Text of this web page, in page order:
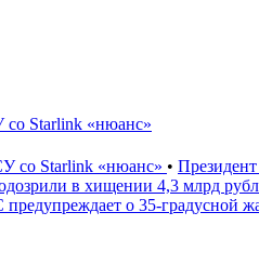
Starlink «нюанс»
со Starlink «нюанс» •
в хищении 4,3 млрд
о 35-градусной